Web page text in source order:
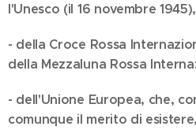
l'Unesco (il 16 novembre
- della Croce Rossa
della Mezzaluna Rossa
- dell'Unione Europea, che,
comunque il merito di